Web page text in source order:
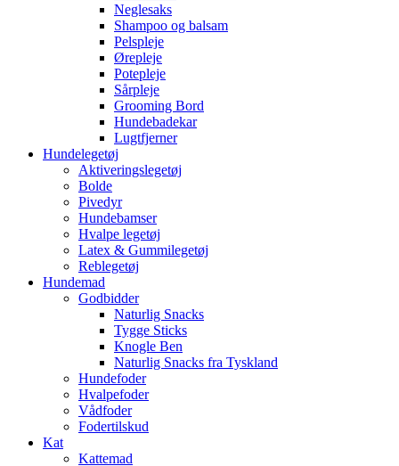
Neglesaks
Shampoo og balsam
Pelspleje
Ørepleje
Potepleje
Sårpleje
Grooming Bord
Hundebadekar
Lugtfjerner
Hundelegetøj
Aktiveringslegetøj
Bolde
Pivedyr
Hundebamser
Hvalpe legetøj
Latex & Gummilegetøj
Reblegetøj
Hundemad
Godbidder
Naturlig Snacks
Tygge Sticks
Knogle Ben
Naturlig Snacks fra Tyskland
Hundefoder
Hvalpefoder
Vådfoder
Fodertilskud
Kat
Kattemad